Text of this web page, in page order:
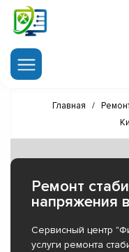
Главная /
Ремонт
напряжения
Сервисный центр
услуги ремонта